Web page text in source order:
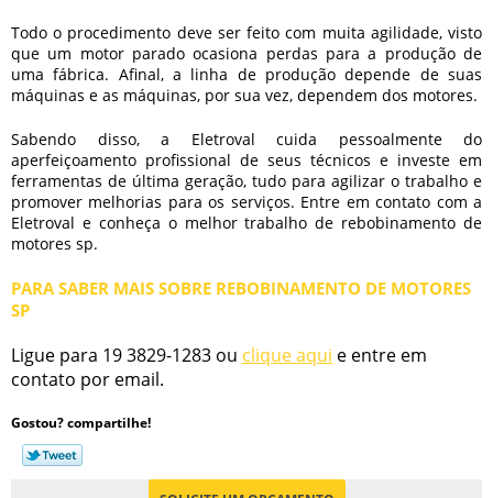
Todo o procedimento deve ser feito com muita agilidade, visto
que um motor parado ocasiona perdas para a produção de
uma fábrica. Afinal, a linha de produção depende de suas
máquinas e as máquinas, por sua vez, dependem dos motores.
Sabendo disso, a Eletroval cuida pessoalmente do
aperfeiçoamento profissional de seus técnicos e investe em
ferramentas de última geração, tudo para agilizar o trabalho e
promover melhorias para os serviços. Entre em contato com a
Eletroval e conheça o melhor trabalho de rebobinamento de
motores sp.
PARA SABER MAIS SOBRE REBOBINAMENTO DE MOTORES
SP
Ligue para 19 3829-1283 ou clique aqui e entre em
contato por email.
Gostou? compartilhe!